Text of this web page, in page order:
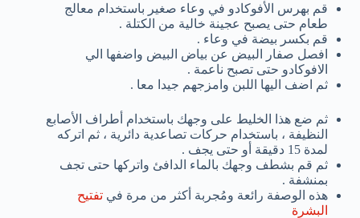
قم بهرس الأفوكادو في وعاء صغير باستخدام معالج
طعام حتى يصبح عجينة خالية من الكتلة .
قم بكسر بيضة في وعاء .
افصل صفار البيض عن بياض البيض واضفها الي
الافوكادو حتى تصبح ناعمة .
ثم اضف اليها اللبن وامزجهم جيدا معا .
ثم ضع هذا الخليط على وجهك باستخدام أطراف الأصابع
النظيفة ، باستخدام حركات تصاعدية دائرية ، ثم اتركه
لمدة 15 دقيقة أو حتى يجف .
ثم قم بشطف وجهك بالماء الدافئ واتركها حتى تجف
بمنشفة .
هذه الوصفة رائعة ومُجربة أكثر من مرة في تفتيح
البشرة